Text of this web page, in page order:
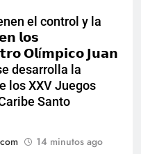
el control y la
𝗹𝗼𝘀
𝗢𝗹í𝗺𝗽𝗶𝗰𝗼 𝗝𝘂𝗮𝗻
desarrolla la
los XXV Juegos
Santo
14 minutos ago